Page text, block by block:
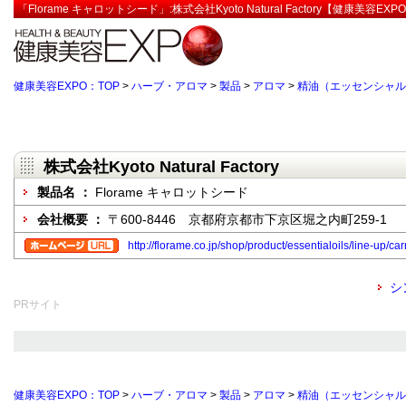
「Florame キャロットシード」:株式会社Kyoto Natural Factory【健康美容
健康美容EXPO：TOP > ハーブ・アロマ > 製品 > アロマ > 精油（エッセンシャ
株式会社Kyoto Natural Factory
製品名 ： Florame キャロットシード
会社概要 ： 〒600-8446 京都府京都市下京区堀之内町259-1
http://florame.co.jp/shop/product/essentialoils/line-up/
シ
PRサイト
健康美容EXPO：TOP > ハーブ・アロマ > 製品 > アロマ > 精油（エッセンシャ